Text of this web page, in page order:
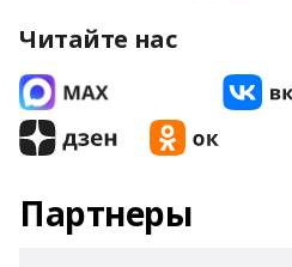
Читайте нас
Партнеры